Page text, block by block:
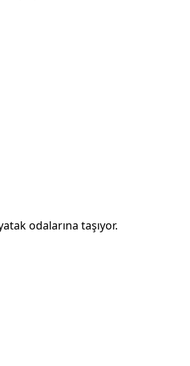
odalarına taşıyor.